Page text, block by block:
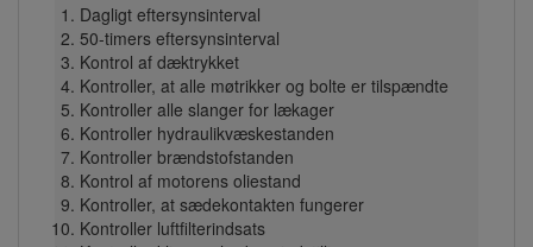
Dagligt eftersynsinterval
50-timers eftersynsinterval
Kontrol af dæktrykket
Kontroller, at alle møtrikker og bolte er tilspændte
Kontroller alle slanger for lækager
Kontroller hydraulikvæskestanden
Kontroller brændstofstanden
Kontrol af motorens oliestand
Kontroller, at sædekontakten fungerer
Kontroller luftfilterindsats